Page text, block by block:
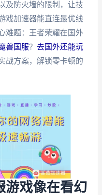
及防火墙的限制，让技
戏加速器能直连最优线
难题：王者荣耀在国外
兽国服？ 去国外还能玩
战方案，解锁零卡顿的
游戏像在看幻